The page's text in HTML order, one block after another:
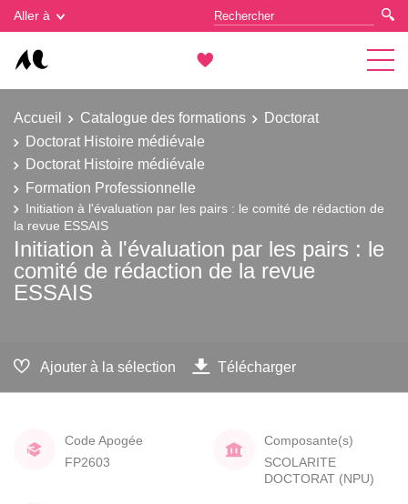
Aller à
Accueil Catalogue des formations
Doctorat
Doctorat Histoire médiévale
Doctorat Histoire médiévale
Formation Professionnelle
Initiation à l'évaluation par les pairs : le comité de rédaction de
la revue ESSAIS
Initiation à l'évaluation par les pairs : le
comité de rédaction de la revue
ESSAIS
Ajouter à la sélection Télécharger
Code Apogée
FP2603
Composante(s)
SCOLARITE
DOCTORAT (NPU)
Gestion des cookies